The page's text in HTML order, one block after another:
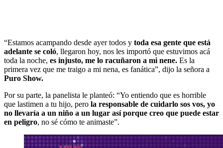
“Estamos acampando desde ayer todos y toda esa gente que está
adelante se coló, llegaron hoy, nos les importó que estuvimos acá
toda la noche, es injusto, me lo racuñaron a mi nene. Es la
primera vez que me traigo a mi nena, es fanática”, dijo la señora a
Puro Show.
Por su parte, la panelista le planteó: “Yo entiendo que es horrible
que lastimen a tu hijo, pero la responsable de cuidarlo sos vos, yo
no llevaría a un niño a un lugar así porque creo que puede estar
en peligro, no sé cómo te animaste”.